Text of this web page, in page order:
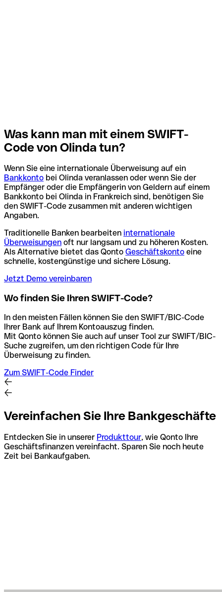
Was kann man mit einem SWIFT-
Code von Olinda tun?
Wenn Sie eine internationale Überweisung auf ein
Bankkonto bei Olinda veranlassen oder wenn Sie der
Empfänger oder die Empfängerin von Geldern auf einem
Bankkonto bei Olinda in Frankreich sind, benötigen Sie
den SWIFT-Code zusammen mit anderen wichtigen
Angaben.
Traditionelle Banken bearbeiten internationale
Überweisungen oft nur langsam und zu höheren Kosten.
Als Alternative bietet das Qonto Geschäftskonto eine
schnelle, kostengünstige und sichere Lösung.
Jetzt Demo vereinbaren
Wo finden Sie Ihren SWIFT-Code?
In den meisten Fällen können Sie den SWIFT/BIC-Code
Ihrer Bank auf Ihrem Kontoauszug finden.
Mit Qonto können Sie auch auf unser Tool zur SWIFT/BIC-
Suche zugreifen, um den richtigen Code für Ihre
Überweisung zu finden.
Zum SWIFT-Code Finder
Vereinfachen Sie Ihre Bankgeschäfte
Entdecken Sie in unserer Produkttour, wie Qonto Ihre
Geschäftsfinanzen vereinfacht. Sparen Sie noch heute
Zeit bei Bankaufgaben.